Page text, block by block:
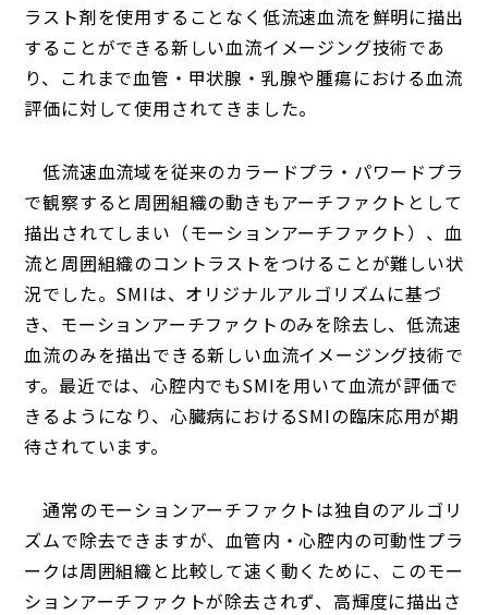
ラスト剤を使用することなく低流速血流を鮮明に描出
することができる新しい血流イメージング技術であ
り、これまで血管・甲状腺・乳腺や腫瘍における血流
評価に対して使用されてきました。
低流速血流域を従来のカラードプラ・パワードプラ
で観察すると周囲組織の動きもアーチファクトとして
描出されてしまい（モーションアーチファクト）、血
流と周囲組織のコントラストをつけることが難しい状
況でした。SMIは、オリジナルアルゴリズムに基づ
き、モーションアーチファクトのみを除去し、低流速
血流のみを描出できる新しい血流イメージング技術で
す。最近では、心腔内でもSMIを用いて血流が評価で
きるようになり、心臓病におけるSMIの臨床応用が期
待されています。
通常のモーションアーチファクトは独自のアルゴリ
ズムで除去できますが、血管内・心腔内の可動性プラ
ークは周囲組織と比較して速く動くために、このモー
ションアーチファクトが除去されず、高輝度に描出さ